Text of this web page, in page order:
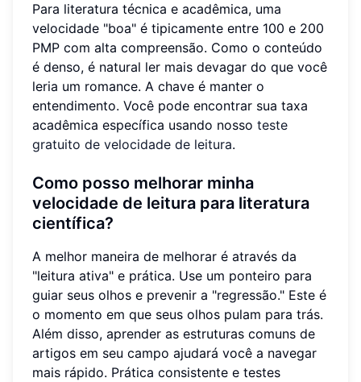
Para literatura técnica e acadêmica, uma
velocidade "boa" é tipicamente entre 100 e 200
PMP com alta compreensão. Como o conteúdo
é denso, é natural ler mais devagar do que você
leria um romance. A chave é manter o
entendimento. Você pode encontrar sua taxa
acadêmica específica usando nosso teste
gratuito de velocidade de leitura.
Como posso melhorar minha
velocidade de leitura para literatura
científica?
A melhor maneira de melhorar é através da
"leitura ativa" e prática. Use um ponteiro para
guiar seus olhos e prevenir a "regressão." Este é
o momento em que seus olhos pulam para trás.
Além disso, aprender as estruturas comuns de
artigos em seu campo ajudará você a navegar
mais rápido. Prática consistente e testes